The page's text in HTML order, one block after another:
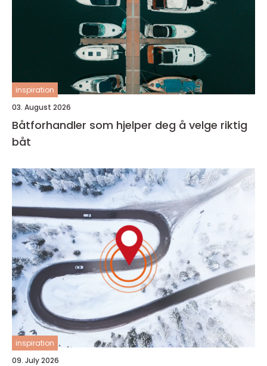
inspiration
03. August 2026
Båtforhandler som hjelper deg å velge riktig
båt
inspiration
09. July 2026